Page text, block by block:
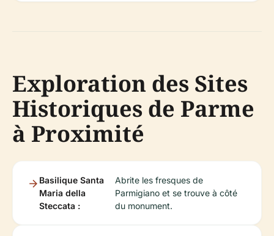
Exploration des Sites
Historiques de Parme
à Proximité
Basilique Santa
Maria della
Steccata :
Abrite les fresques de
Parmigiano et se trouve à côté
du monument.